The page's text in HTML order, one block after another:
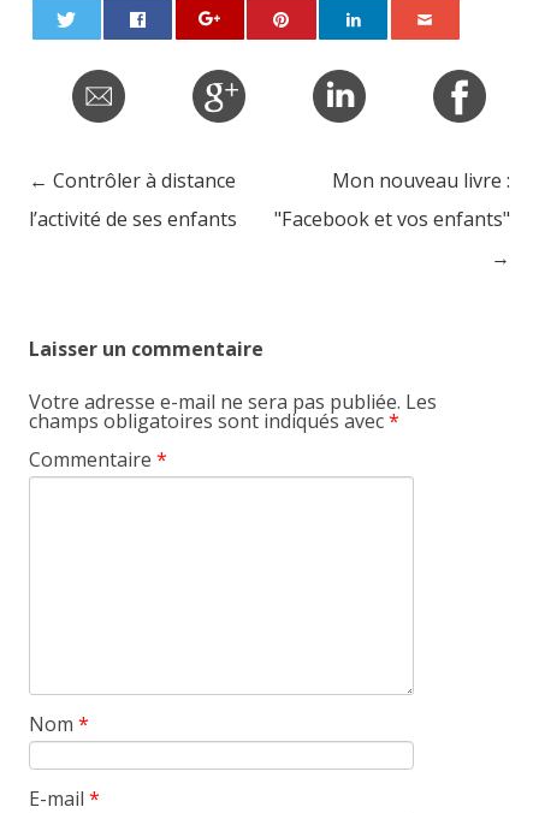
Post navigation
← Contrôler à distance
l’activité de ses enfants
Mon nouveau livre :
"Facebook et vos enfants"
→
Laisser un commentaire
Votre adresse e-mail ne sera pas publiée. Les
champs obligatoires sont indiqués avec*
Commentaire *
Nom *
E-mail *